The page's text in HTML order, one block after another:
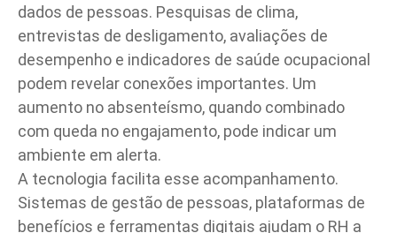
dados de pessoas. Pesquisas de clima,
entrevistas de desligamento, avaliações de
desempenho e indicadores de saúde ocupacional
podem revelar conexões importantes. Um
aumento no absenteísmo, quando combinado
com queda no engajamento, pode indicar um
ambiente em alerta.
A tecnologia facilita esse acompanhamento.
Sistemas de gestão de pessoas, plataformas de
benefícios e ferramentas digitais ajudam o RH a